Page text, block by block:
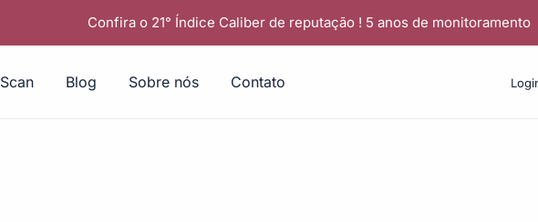
Confira o 21° Índice Caliber de reputação ! 5 anos de monitoramento
Scan Blog Sobre nós Contato